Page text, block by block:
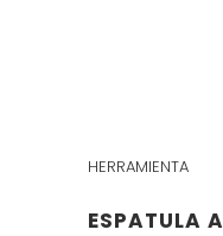
HERRAMIENTA
ESPATULA